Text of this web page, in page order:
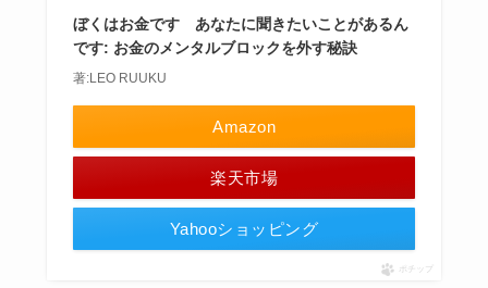
ぼくはお金です あなたに聞きたいことがあるん
です: お金のメンタルブロックを外す秘訣
著:LEO RUUKU
Amazon
楽天市場
Yahooショッピング
ポチップ